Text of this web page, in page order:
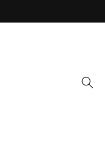
ai contenuti